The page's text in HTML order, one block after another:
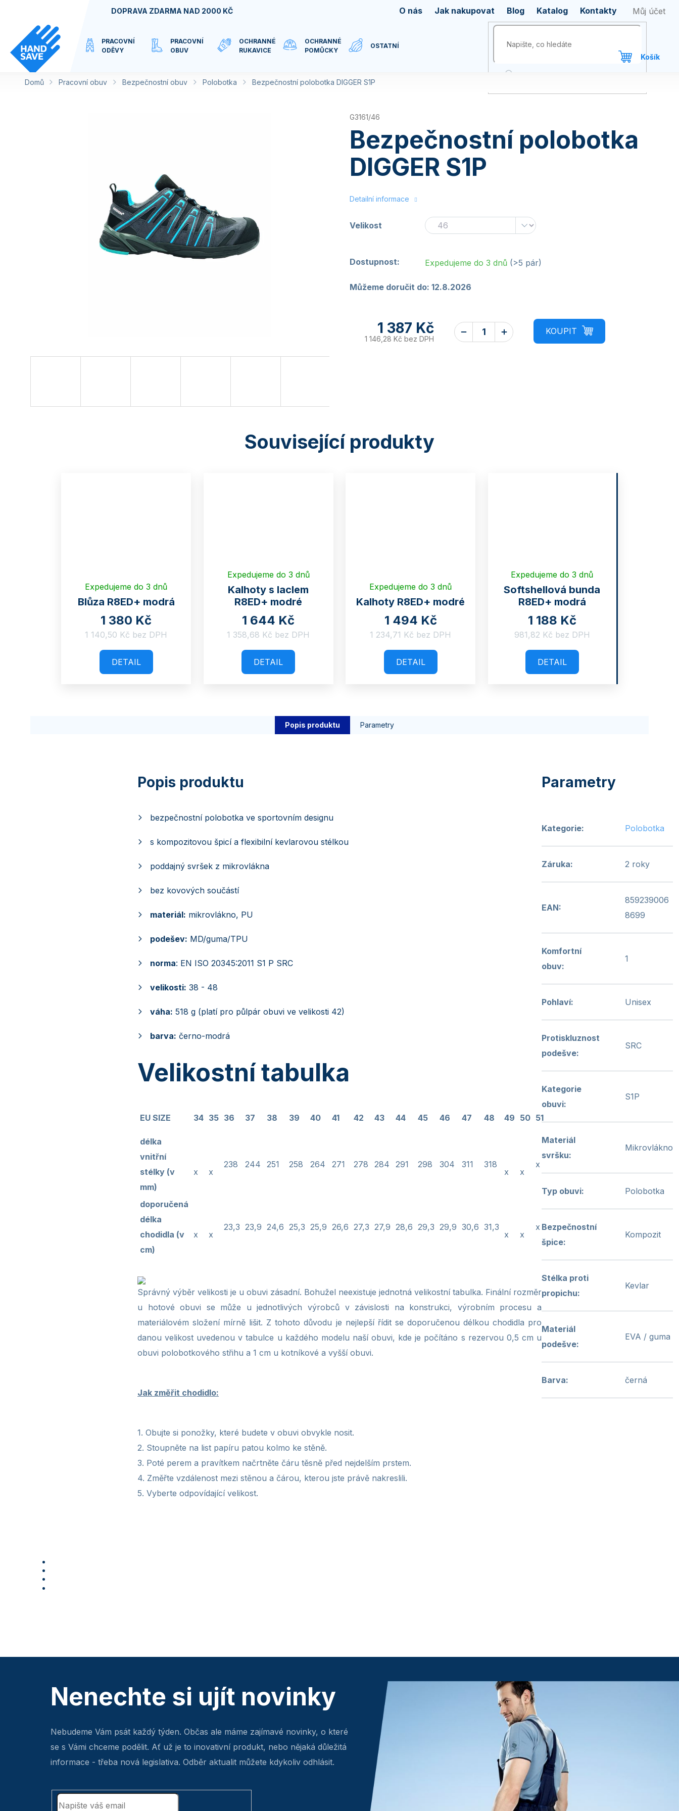
DOPRAVA ZDARMA NAD 2000 KČ O nás Jak nakupovat Blog Katalog Kontakty
PRACOVNÍ
ODĚVY
PRACOVNÍ
OBUV
OCHRANNÉ
RUKAVICE
OCHRANNÉ
POMŮCKY
OSTATNÍ
VIRTUÁLNÍ
Domů Pracovní obuv Bezpečnostní obuv Polobotka Bezpečnostní polobotka DIGGER S1P
Bezpečnostní polobotka
DIGGER S1P
G3161/46
Detailní informace
Velikost
Dostupnost: Expedujeme do 3 dnů (>5 pár)
Můžeme doručit do: 12.8.2026
1 387 Kč
1 146,28 Kč bez DPH
Související produkty
Expedujeme do 3 dnů
Blůza R8ED+ modrá
1 380 Kč
1 140,50 Kč bez DPH
DETAIL
Expedujeme do 3 dnů
Kalhoty s laclem
R8ED+ modré
1 644 Kč
1 358,68 Kč bez DPH
DETAIL
Expedujeme do 3 dnů
Kalhoty R8ED+ modré
1 494 Kč
1 234,71 Kč bez DPH
DETAIL
Expedujeme do 3 dnů
Softshellová bunda
R8ED+ modrá
1 188 Kč
981,82 Kč bez DPH
DETAIL
Popis produktu Parametry
bezpečnostní polobotka ve sportovním designu
s kompozitovou špicí a flexibilní kevlarovou stélkou
poddajný svršek z mikrovlákna
bez kovových součástí
materiál: mikrovlákno, PU
podešev: MD/guma/TPU
norma: EN ISO 20345:2011 S1 P SRC
velikosti: 38 - 48
váha: 518 g (platí pro půlpár obuvi ve velikosti 42)
barva: černo-modrá
Velikostní tabulka
EU SIZE 34 35 36 37 38 39 40 41 42 43 44 45 46 47 48 49 50 51
délka
vnitřní
stélky (v
mm)
x x
238 244 251 258 264 271 278 284 291 298 304 311 318
x x
x
doporučená
délka
chodidla (v
cm)
x x
23,3 23,9 24,6 25,3 25,9 26,6 27,3 27,9 28,6 29,3 29,9 30,6 31,3
x x
x
Správný výběr velikosti je u obuvi zásadní. Bohužel neexistuje jednotná velikostní tabulka. Finální rozměr
u hotové obuvi se může u jednotlivých výrobců v závislosti na konstrukci, výrobním procesu a
materiálovém složení mírně lišit. Z tohoto důvodu je nejlepší řídit se doporučenou délkou chodidla pro
danou velikost uvedenou v tabulce u každého modelu naší obuvi, kde je počítáno s rezervou 0,5 cm u
obuvi polobotkového střihu a 1 cm u kotníkové a vyšší obuvi.
Jak změřit chodidlo:
1. Obujte si ponožky, které budete v obuvi obvykle nosit.
2. Stoupněte na list papíru patou kolmo ke stěně.
3. Poté perem a pravítkem načrtněte čáru těsně před nejdelším prstem.
4. Změřte vzdálenost mezi stěnou a čárou, kterou jste právě nakreslili.
5. Vyberte odpovídající velikost.
Kategorie: Polobotka
Záruka: 2 roky
EAN:
859239006
8699
Komfortní
obuv:
1
Pohlaví: Unisex
Protiskluznost
podešve:
SRC
Kategorie
obuvi:
S1P
Materiál
svršku:
Mikrovlákno
Typ obuvi: Polobotka
Bezpečnostní
špice:
Kompozit
Stélka proti
propichu:
Kevlar
Materiál
podešve:
EVA / guma
Barva: černá
Nenechte si ujít novinky
Nebudeme Vám psát každý týden. Občas ale máme zajímavé novinky, o které
se s Vámi chceme podělit. Ať už je to inovativní produkt, nebo nějaká důležitá
informace - třeba nová legislativa. Odběr aktualit můžete kdykoliv odhlásit.